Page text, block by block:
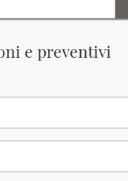
e preventivi